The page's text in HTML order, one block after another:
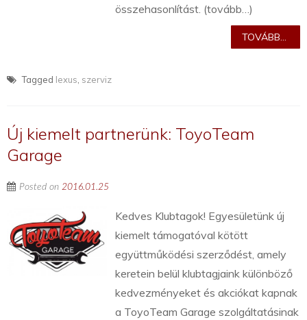
összehasonlítást. (tovább…)
TOVÁBB...
Tagged lexus szerviz
Új kiemelt partnerünk: ToyoTeam
Garage
Posted on 2016.01.25
Kedves Klubtagok! Egyesületünk új
kiemelt támogatóval kötött
együttműködési szerződést, amely
keretein belül klubtagjaink különböző
kedvezményeket és akciókat kapnak
a ToyoTeam Garage szolgáltatásinak